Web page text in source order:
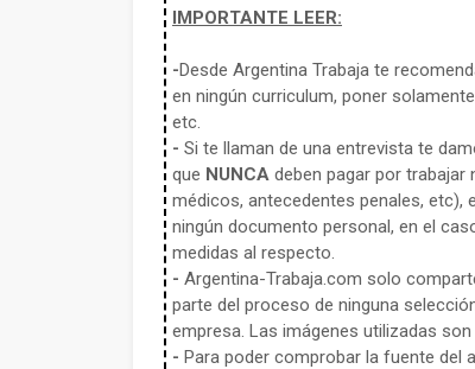
IMPORTANTE LEER:
-Desde Argentina Trabaja te
en ningún curriculum, poner
etc.
- Si te llaman de una entrevista te
que NUNCA deben pagar por trabajar
médicos, antecedentes penales,
ningún documento personal, en el
medidas al respecto.
- Argentina-Trabaja.com solo
parte del proceso de ninguna
empresa. Las imágenes utilizadas
- Para poder comprobar la fuente del